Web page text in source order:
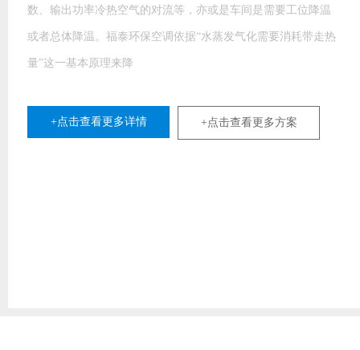
室外新鲜空气穿过水帘时，水帘上的水会吸收空气中的热量并
产生蒸发现象，使新鲜空气温度下降，湿度增加，完成降温过
程，从
+点击查看更多详情 +点击查看更多方案